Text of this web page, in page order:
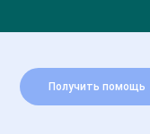
Получить помощь